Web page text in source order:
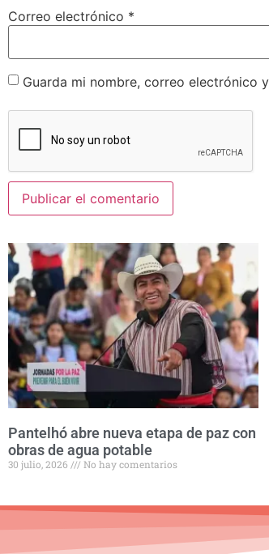
Correo electrónico *
Guarda mi nombre, correo electrónico
Pantelhó abre nueva etapa de paz con
obras de agua potable
30 julio, 2026 No hay comentarios